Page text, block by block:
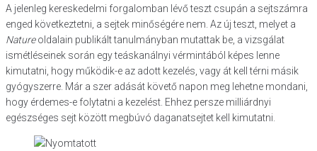
A jelenleg kereskedelmi forgalomban lévő teszt csupán a sejtszámra
enged következtetni, a sejtek minőségére nem. Az új teszt, melyet a
Natureoldalain publikált tanulmányban mutattak be, a vizsgálat
ismétléseinek során egy teáskanálnyi vérmintából képes lenne
kimutatni, hogy működik-e az adott kezelés, vagy át kell térni másik
gyógyszerre. Már a szer adását követő napon meg lehetne mondani,
hogy érdemes-e folytatni a kezelést. Ehhez persze milliárdnyi
egészséges sejt között megbúvó daganatsejtet kell kimutatni.